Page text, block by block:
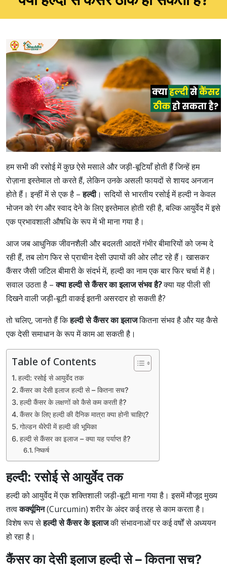
हम सभी की रसोई में कुछ ऐसे मसाले और जड़ी-बूटियाँ होती हैं जिन्हें हम
रोज़ाना इस्तेमाल तो करते हैं, लेकिन उनके असली फायदों से शायद अनजान
होते हैं। इन्हीं में से एक है –हल्दी। सदियों से भारतीय रसोई में हल्दी न केवल
भोजन को रंग और स्वाद देने के लिए इस्तेमाल होती रही है, बल्कि आयुर्वेद में इसे
एक प्रभावशाली औषधि के रूप में भी माना गया है।
आज जब आधुनिक जीवनशैली और बदलती आदतें गंभीर बीमारियों को जन्म दे
रही हैं, तब लोग फिर से प्राचीन देसी उपायों की ओर लौट रहे हैं। खासकर
कैंसर जैसी जटिल बीमारी के संदर्भ में, हल्दी का नाम एक बार फिर चर्चा में है।
सवाल उठता है –क्या हल्दी से कैंसर का इलाज संभव है?क्या यह पीली सी
दिखने वाली जड़ी-बूटी वाकई इतनी असरदार हो सकती है?
तो चलिए, जानते हैं किहल्दी से कैंसर का इलाजकितना संभव है और यह कैसे
एक देसी समाधान के रूप में काम आ सकती है।
Table of Contents
हल्दी: रसोई से आयुर्वेद तक
कैंसर का देसी इलाज हल्दी से – कितना सच?
हल्दी कैंसर के लक्षणों को कैसे कम करती है?
कैंसर के लिए हल्दी की दैनिक मात्रा क्या होनी चाहिए?
गोल्डन थैरेपी में हल्दी की भूमिका
हल्दी से कैंसर का इलाज – क्या यह पर्याप्त है?
निष्कर्ष
हल्दी: रसोई से आयुर्वेद तक
हल्दी को आयुर्वेद में एक शक्तिशाली जड़ी-बूटी माना गया है। इसमें मौजूद मुख्य
तत्वकर्क्यूमिन(Curcumin) शरीर के अंदर कई तरह से काम करता है।
विशेष रूप सेहल्दी से कैंसर के इलाजकी संभावनाओं पर कई वर्षों से अध्ययन
हो रहा है।
कैंसर का देसी इलाज हल्दी से – कितना सच?